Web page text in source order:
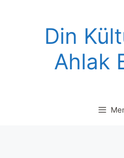
Din
Ahlak